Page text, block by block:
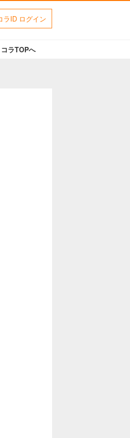
ラID ログイン
コラTOPへ